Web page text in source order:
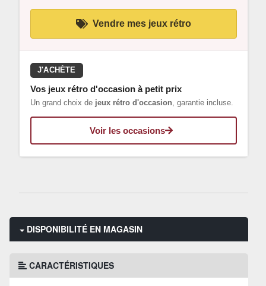
Vendre mes jeux rétro
J'ACHÈTE
Vos jeux rétro d'occasion à petit prix
Un grand choix de jeux rétro d'occasion, garantie incluse.
Voir les occasions
DISPONIBILITÉ EN MAGASIN
CARACTÉRISTIQUES